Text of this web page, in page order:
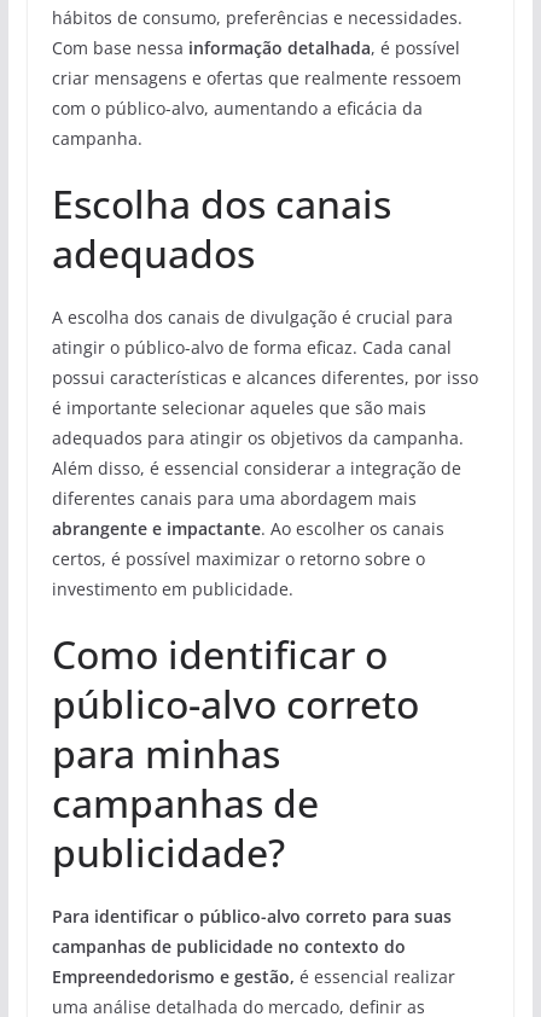
hábitos de consumo, preferências e necessidades.
Com base nessa informação detalhada, é possível
criar mensagens e ofertas que realmente ressoem
com o público-alvo, aumentando a eficácia da
campanha.
Escolha dos canais
adequados
A escolha dos canais de divulgação é crucial para
atingir o público-alvo de forma eficaz. Cada canal
possui características e alcances diferentes, por isso
é importante selecionar aqueles que são mais
adequados para atingir os objetivos da campanha.
Além disso, é essencial considerar a integração de
diferentes canais para uma abordagem mais
abrangente e impactante. Ao escolher os canais
certos, é possível maximizar o retorno sobre o
investimento em publicidade.
Como identificar o
público-alvo correto
para minhas
campanhas de
publicidade?
Para identificar o público-alvo correto para suas
campanhas de publicidade no contexto do
Empreendedorismo e gestão, é essencial realizar
uma análise detalhada do mercado, definir as